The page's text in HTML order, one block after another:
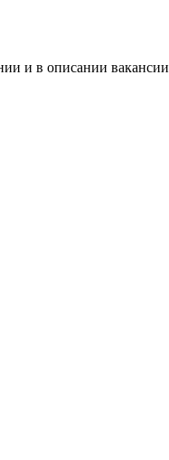
и в описании вакансии